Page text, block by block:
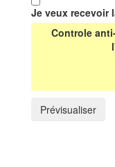
Je veux recevoir
Controle